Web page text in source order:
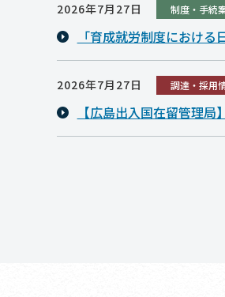
2026年7月27日 制度・手続
「育成就労制度におけ
2026年7月27日 調達・採用
【広島出入国在留管理